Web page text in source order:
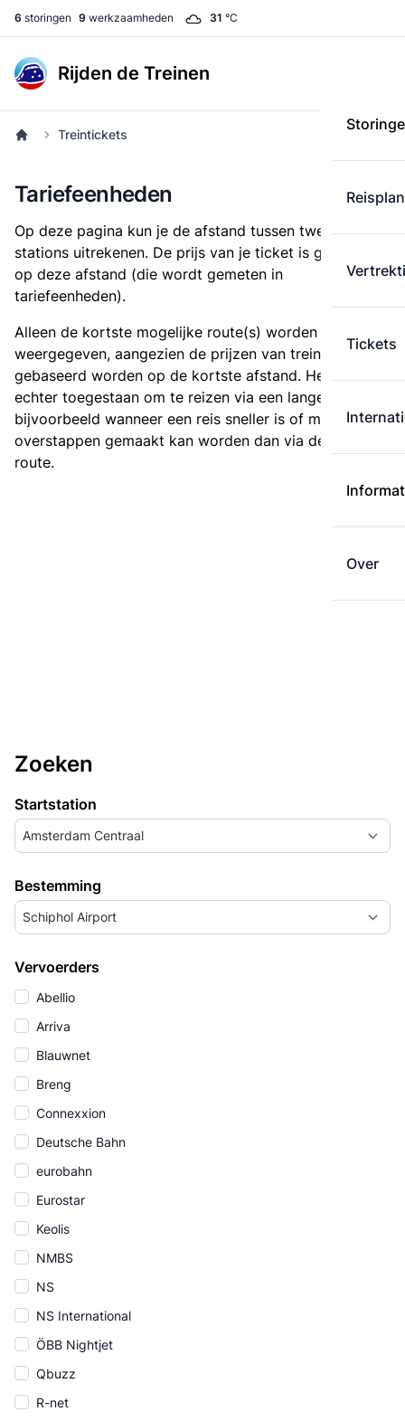
6 storingen 9 werkzaamheden 31 °C
Rijden de Treinen
Tickets
Over
Treintickets
Tariefeenheden
Op deze pagina kun je de afstand tussen twee
stations uitrekenen. De prijs van je ticket is gebaseerd
op deze afstand (die wordt gemeten in
tariefeenheden).
Alleen de kortste mogelijke route(s) worden
weergegeven, aangezien de prijzen van treintickets
gebaseerd worden op de kortste afstand. Het is
echter toegestaan om te reizen via een langere route,
bijvoorbeeld wanneer een reis sneller is of met minder
overstappen gemaakt kan worden dan via de kortste
route.
Zoeken
Startstation
Amsterdam Centraal
Bestemming
Schiphol Airport
Vervoerders
Abellio
Arriva
Blauwnet
Breng
Connexxion
Deutsche Bahn
eurobahn
Eurostar
Keolis
NMBS
NS
NS International
ÖBB Nightjet
Qbuzz
R-net